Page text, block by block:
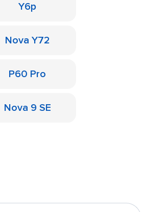
Y6p
Nova Y72
P60 Pro
Nova 9 SE